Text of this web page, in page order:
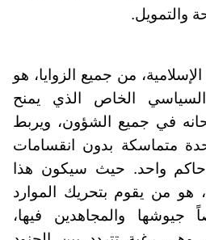
والتمويل.
من جميع الزوايا، هو
السياسي الخاص الذي يمنح
في جميع الشؤون، ويربط
متماسكة بدون انقسامات
واحد. حيث سيكون هذا
هو من يقوم بتحريك الموارد
جيوشها والمجاهدين فيها،